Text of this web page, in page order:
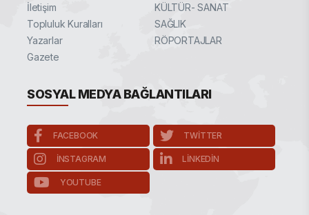
İletişim
Topluluk Kuralları
Yazarlar
Gazete
KÜLTÜR- SANAT
SAĞLIK
RÖPORTAJLAR
SOSYAL MEDYA BAĞLANTILARI
FACEBOOK TWITTER
INSTAGRAM LINKEDIN
YOUTUBE